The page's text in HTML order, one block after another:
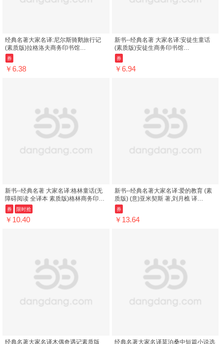
经典名著大家名译:尼尔斯骑鹅旅行记
(素质版)拉格洛夫商务印书馆
9787100117012
券
￥6.38
新书--经典名著 大家名译:安徒生童话
(素质版)安徒生商务印书馆
9787100106436
券
￥6.94
新书--经典名著 大家名译:格林童话(无
障碍阅读 全译本 素质版)格林商务印书
馆9787100106535 ; 978-7-100-10...
券 限时抢
￥10.40
新书--经典名著大家名译:爱的教育 (素
质版) (意)亚米契斯 著,刘月樵 译
9787100106559 商务印书馆
券
￥13.64
经典名著大家名译木偶奇遇记素质版
经典名著大家名译莫泊桑中短篇小说选